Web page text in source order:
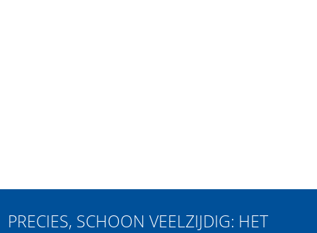
PRECIES, SCHOON VEELZIJDIG: HET